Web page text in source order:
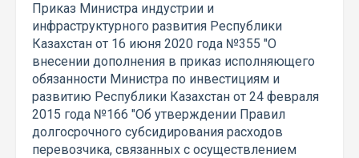
Приказ Министра индустрии и
инфраструктурного развития Республики
Казахстан от 16 июня 2020 года №355 "О
внесении дополнения в приказ исполняющего
обязанности Министра по инвестициям и
развитию Республики Казахстан от 24 февраля
2015 года №166 "Об утверждении Правил
долгосрочного субсидирования расходов
перевозчика, связанных с осуществлением